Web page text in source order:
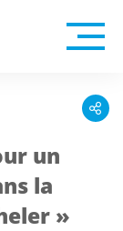
un
la
»